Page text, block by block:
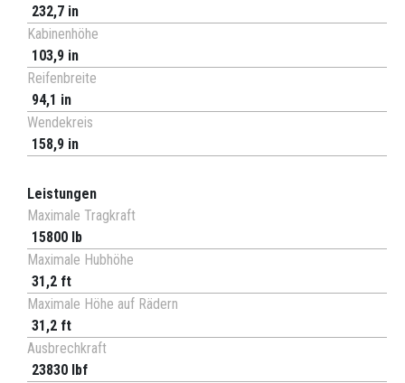
232,7 in
Kabinenhöhe
103,9 in
Reifenbreite
94,1 in
Wendekreis
158,9 in
Leistungen
Maximale Tragkraft
15800 lb
Maximale Hubhöhe
31,2 ft
Maximale Höhe auf Rädern
31,2 ft
Ausbrechkraft
23830 lbf